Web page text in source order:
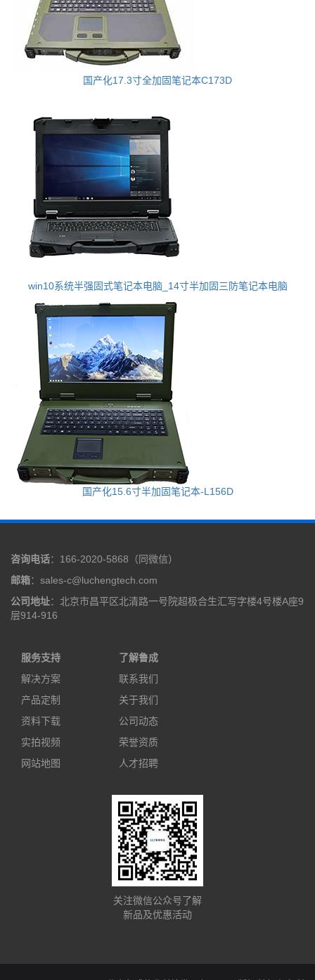
国产化17.3寸全加固笔记本C173D
win10系统半强固式笔记本电脑_14寸半加固三防笔记本电脑
国产化15.6寸半加固笔记本-L156D
咨询电话：166-2020-5868（同微信）
邮箱：sales-c@luchengtech.com
公司地址：北京市昌平区北清路一号院超极合生汇写字楼4号楼A座9
层914-916
服务支持
解决方案
产品定制
资料下载
实拍视频
网站地图
了解鲁成
联系我们
关于我们
公司动态
荣誉资质
人才招聘
关注微信公众号了解
新品及优惠活动